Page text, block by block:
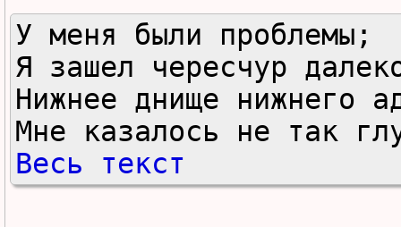
У меня были проблемы;
Я зашел чересчур
Нижнее днище нижнего
Мне казалось не так
Весь текст